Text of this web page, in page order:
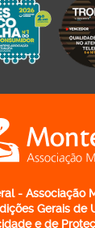
em:
Montepio
- Associação
Gerais de
e de